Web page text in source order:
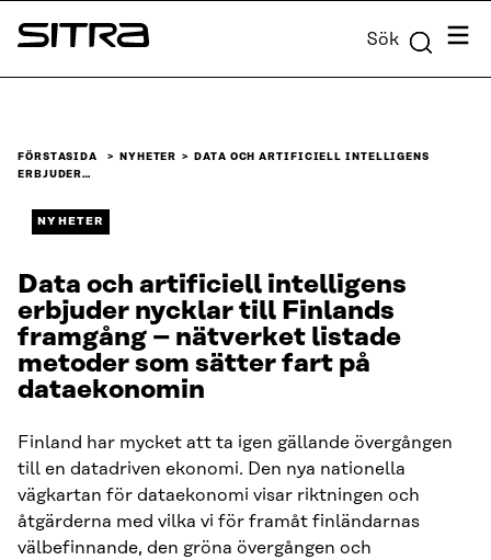
Skip to
content
Sitra Sök Meny
FÖRSTASIDA NYHETER
DATA OCH ARTIFICIELL INTELLIGENS
ERBJUDER…
NYHETER
Data och artificiell intelligens
erbjuder nycklar till Finlands
framgång – nätverket listade
metoder som sätter fart på
dataekonomin
Finland har mycket att ta igen gällande övergången
till en datadriven ekonomi. Den nya nationella
vägkartan för dataekonomi visar riktningen och
åtgärderna med vilka vi för framåt finländarnas
välbefinnande, den gröna övergången och